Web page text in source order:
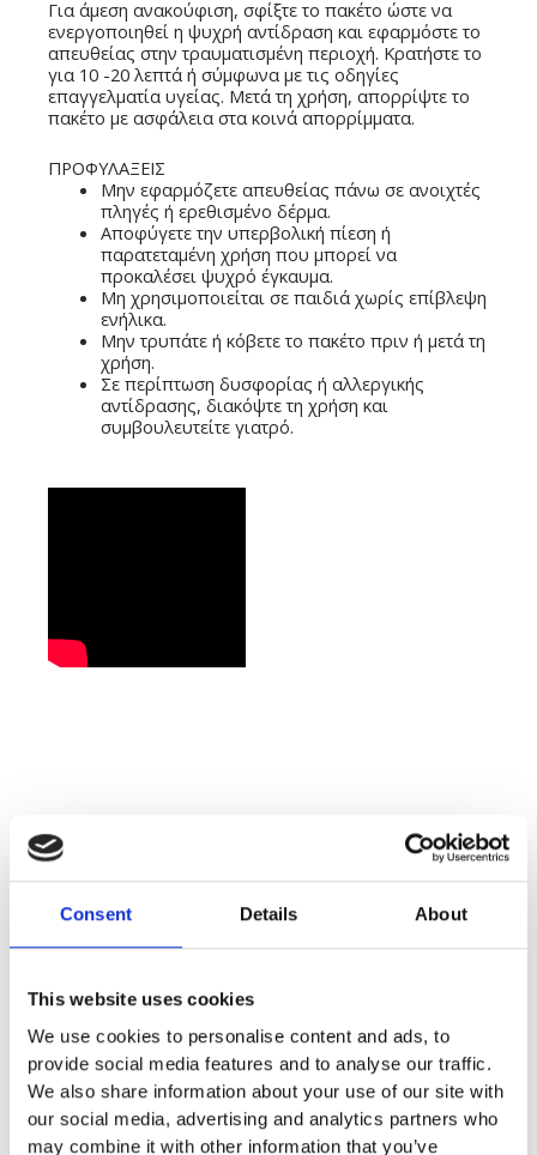
Consent Details About
This website uses cookies
We use cookies to personalise content and ads, to
provide social media features and to analyse our traffic.
We also share information about your use of our site with
our social media, advertising and analytics partners who
may combine it with other information that you’ve
Για άμεση ανακούφιση, σφίξτε το πακέτο ώστε να
ενεργοποιηθεί η ψυχρή αντίδραση και εφαρμόστε το
απευθείας στην τραυματισμένη περιοχή. Κρατήστε το
για 10 -20 λεπτά ή σύμφωνα με τις οδηγίες
επαγγελματία υγείας. Μετά τη χρήση, απορρίψτε το
πακέτο με ασφάλεια στα κοινά απορρίμματα.
ΠΡΟΦΥΛΑΞΕΙΣ
Μην εφαρμόζετε απευθείας πάνω σε ανοιχτές
πληγές ή ερεθισμένο δέρμα.
Αποφύγετε την υπερβολική πίεση ή
παρατεταμένη χρήση που μπορεί να
προκαλέσει ψυχρό έγκαυμα.
Μη χρησιμοποιείται σε παιδιά χωρίς επίβλεψη
ενήλικα.
Μην τρυπάτε ή κόβετε το πακέτο πριν ή μετά τη
χρήση.
Σε περίπτωση δυσφορίας ή αλλεργικής
αντίδρασης, διακόψτε τη χρήση και
συμβουλευτείτε γιατρό.
Related Products